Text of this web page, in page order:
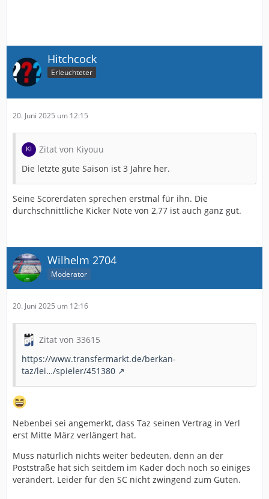
Hitchcock
Erleuchteter
20. Juni 2025 um 12:15
Zitat von Kiyouu
Die letzte gute Saison ist 3 Jahre her.
Seine Scorerdaten sprechen erstmal für ihn. Die
durchschnittliche Kicker Note von 2,77 ist auch ganz gut.
Wilhelm 2704
Moderator
20. Juni 2025 um 12:16
Zitat von 33615
https://www.transfermarkt.de/berkan-
taz/lei…/spieler/451380
Nebenbei sei angemerkt, dass Taz seinen Vertrag in Verl
erst Mitte März verlängert hat.
Muss natürlich nichts weiter bedeuten, denn an der
Poststraße hat sich seitdem im Kader doch noch so einiges
verändert. Leider für den SC nicht zwingend zum Guten.